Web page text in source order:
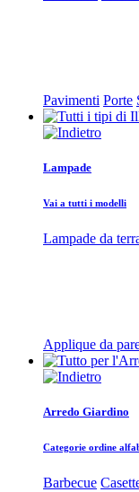
Pavimenti Porte
Lampade
Vai a tutti i modelli
Lampade da
Applique da
Arredo Giardino
Categorie ordine
Barbecue